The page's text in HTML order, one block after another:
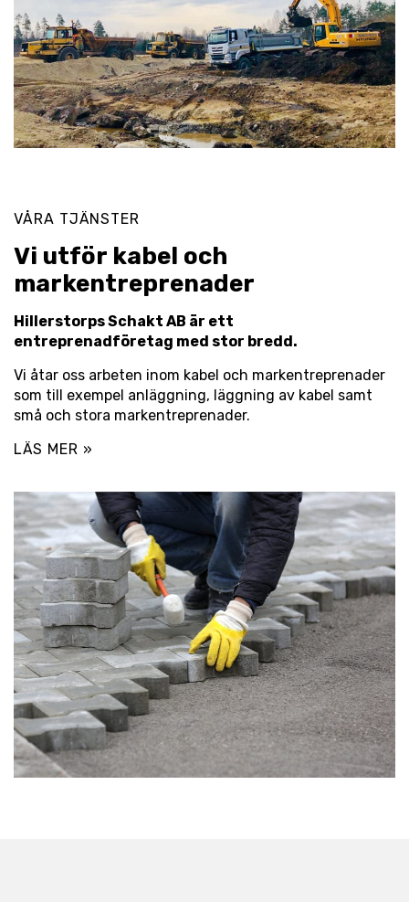
VÅRA TJÄNSTER
Vi utför kabel och
markentreprenader
Hillerstorps Schakt AB är ett
entreprenadföretag med stor bredd.
Vi åtar oss arbeten inom kabel och markentreprenader
som till exempel anläggning, läggning av kabel samt
små och stora markentreprenader.
LÄS MER »